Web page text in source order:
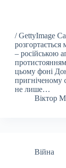
/ GettyImage
– російською
цьому фоні
пригніченому
не лише…
Віктор
Війна